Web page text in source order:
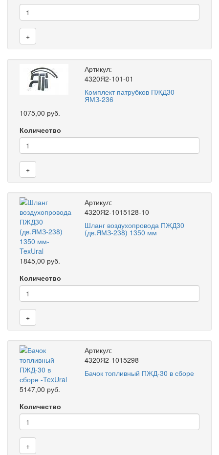
+
Артикул:
4320Я2-101-01
Комплект патрубков ПЖД30
ЯМЗ-236
1075,00 руб.
Количество
+
Артикул:
4320Я2-1015128-10
Шланг воздухопровода ПЖД30
(дв.ЯМЗ-238) 1350 мм
1845,00 руб.
Количество
+
Артикул:
4320Я2-1015298
Бачок топливный ПЖД-30 в сборе
5147,00 руб.
Количество
+